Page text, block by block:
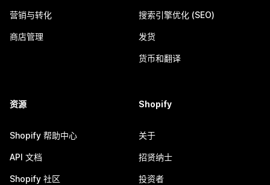
营销与转化
商店管理
搜索引擎优化 (SEO)
发货
货币和翻译
资源
Shopify 帮助中心
API 文档
Shopify 社区
Shopify
关于
招贤纳士
投资者